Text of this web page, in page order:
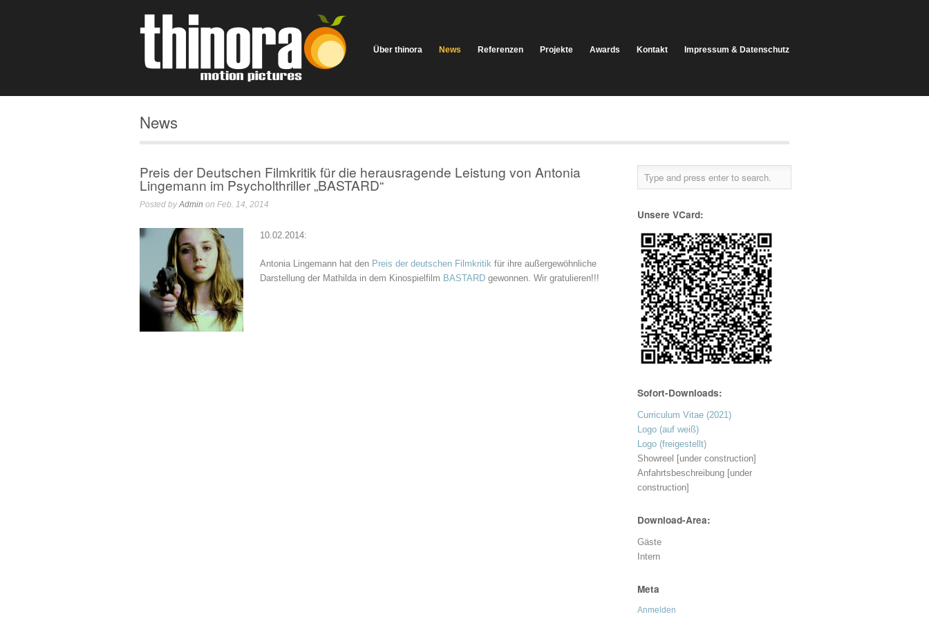
Über thinora News Referenzen Projekte Awards Kontakt Impressum & Datenschutz
News
Preis der Deutschen Filmkritik für die herausragende Leistung von Antonia
Lingemann im Psycholthriller „BASTARD“
Posted byAdmin on Feb. 14, 2014
10.02.2014:
Antonia Lingemann hat den Preis der deutschen Filmkritik für ihre außergewöhnliche
Darstellung der Mathilda in dem Kinospielfilm BASTARD gewonnen. Wir gratulieren!!!
Unsere VCard:
Sofort-Downloads:
Curriculum Vitae (2021)
Logo (auf weiß)
Logo (freigestellt)
Showreel [under construction]
Anfahrtsbeschreibung [under
construction]
Download-Area:
Gäste
Intern
Meta
Anmelden